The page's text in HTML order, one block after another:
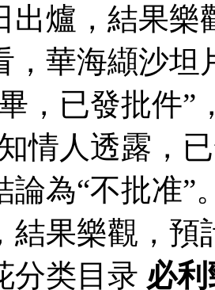
出爐，結果樂
，華海纈沙坦
，已發批件”
情人透露，
論為“不批准”
結果樂觀，預
分类目录 必